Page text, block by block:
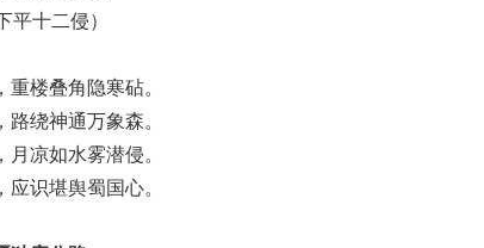
平十二侵）
楼叠角隐寒砧。
绕神通万象森。
凉如水雾潜侵。
识堪舆蜀国心。